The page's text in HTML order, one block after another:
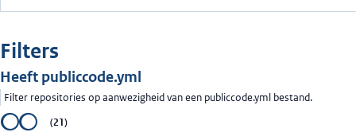
Filters
Heeft publiccode.yml
Filter repositories op aanwezigheid van een publiccode.yml bestand.
(21)
Uit Aan